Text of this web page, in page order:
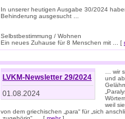
In unserer heutigen Ausgabe 30/2024
Behinderung ausgesucht ...
Selbstbestimmung / Wohnen
Ein neues Zuhause für 8 Menschen mit ... [
LVKM-Newsletter 29/2024
01.08.2024
… wir
und
weil
von dem griechischen „para“ für „sich